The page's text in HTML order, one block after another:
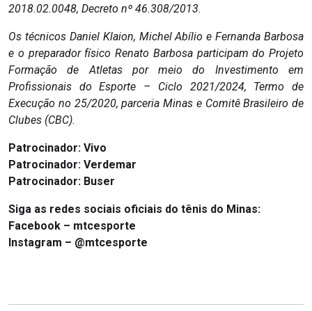
2018.02.0048, Decreto nº 46.308/2013.
Os técnicos Daniel Klaion, Michel Abílio e Fernanda Barbosa
e o preparador físico Renato Barbosa participam do Projeto
Formação de Atletas por meio do Investimento em
Profissionais do Esporte – Ciclo 2021/2024, Termo de
Execução no 25/2020, parceria Minas e Comitê Brasileiro de
Clubes (CBC).
Patrocinador: Vivo
Patrocinador: Verdemar
Patrocinador: Buser
Siga as redes sociais oficiais do tênis do Minas:
Facebook – mtcesporte
Instagram – @mtcesporte